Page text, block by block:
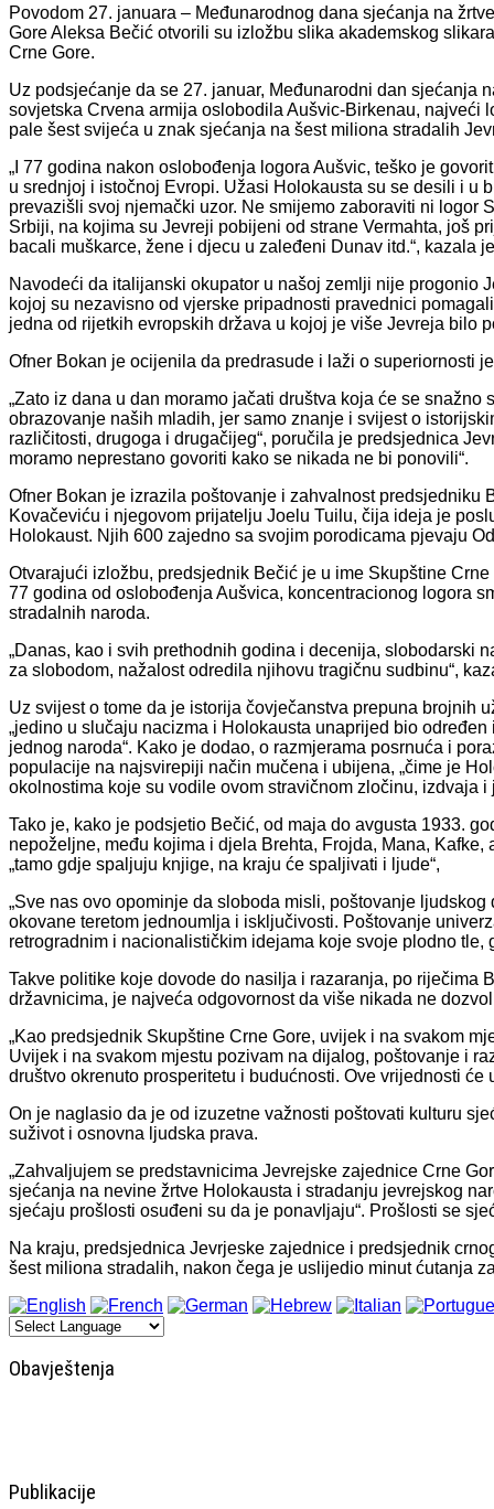
Povodom 27. januara – Međunarodnog dana sjećanja na
Gore Aleksa Bečić otvorili su izložbu slika akademskog
Crne Gore.
Uz podsjećanje da se 27. januar, Međunarodni dan sjećanja
sovjetska Crvena armija oslobodila Aušvic-Birkenau, najveći
pale šest svijeća u znak sjećanja na šest miliona stradalih
„I 77 godina nakon oslobođenja logora Aušvic, teško je
u srednjoj i istočnoj Evropi. Užasi Holokausta su se desili i u
prevazišli svoj njemački uzor. Ne smijemo zaboraviti ni logor
Srbiji, na kojima su Jevreji pobijeni od strane Vermahta, još
bacali muškarce, žene i djecu u zaleđeni Dunav itd.“, kazala
Navodeći da italijanski okupator u našoj zemlji nije progonio
kojoj su nezavisno od vjerske pripadnosti pravednici
jedna od rijetkih evropskih država u kojoj je više Jevreja bilo
Ofner Bokan je ocijenila da predrasude i laži o superiornosti
„Zato iz dana u dan moramo jačati društva koja će se
obrazovanje naših mladih, jer samo znanje i svijest o
različitosti, drugoga i drugačijeg“, poručila je predsjednica
moramo neprestano govoriti kako se nikada ne bi ponovili“.
Ofner Bokan je izrazila poštovanje i zahvalnost
Kovačeviću i njegovom prijatelju Joelu Tuilu, čija ideja je
Holokaust. Njih 600 zajedno sa svojim porodicama pjevaju
Otvarajući izložbu, predsjednik Bečić je u ime Skupštine
77 godina od oslobođenja Aušvica, koncentracionog logora
stradalnih naroda.
„Danas, kao i svih prethodnih godina i decenija, slobodarski
za slobodom, nažalost odredila njihovu tragičnu sudbinu“,
Uz svijest o tome da je istorija čovječanstva prepuna brojnih
„jedino u slučaju nacizma i Holokausta unaprijed bio
jednog naroda“. Kako je dodao, o razmjerama posrnuća i
populacije na najsvirepiji način mučena i ubijena, „čime je
okolnostima koje su vodile ovom stravičnom zločinu, izdvaja
Tako je, kako je podsjetio Bečić, od maja do avgusta 1933.
nepoželjne, među kojima i djela Brehta, Frojda, Mana,
„tamo gdje spaljuju knjige, na kraju će spaljivati i ljude“,
„Sve nas ovo opominje da sloboda misli, poštovanje
okovane teretom jednoumlja i isključivosti. Poštovanje
retrogradnim i nacionalističkim idejama koje svoje plodno
Takve politike koje dovode do nasilja i razaranja, po riječima
državnicima, je najveća odgovornost da više nikada ne
„Kao predsjednik Skupštine Crne Gore, uvijek i na svakom
Uvijek i na svakom mjestu pozivam na dijalog, poštovanje i
društvo okrenuto prosperitetu i budućnosti. Ove vrijednosti
On je naglasio da je od izuzetne važnosti poštovati kulturu
suživot i osnovna ljudska prava.
„Zahvaljujem se predstavnicima Jevrejske zajednice Crne
sjećanja na nevine žrtve Holokausta i stradanju jevrejskog
sjećaju prošlosti osuđeni su da je ponavljaju“. Prošlosti se
Na kraju, predsjednica Jevrjeske zajednice i predsjednik
šest miliona stradalih, nakon čega je uslijedio minut ćutanja
Obavještenja
Publikacije